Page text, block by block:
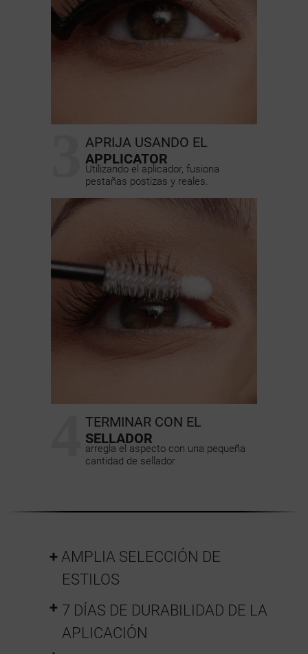
APRIJA USANDO EL
APPLICATOR
Utilizando el aplicador, fusiona
pestañas postizas y reales.
TERMINAR CON EL
SELLADOR
arregla el aspecto con una pequeña
cantidad de sellador
AMPLIA SELECCIÓN DE
ESTILOS
7 DÍAS DE DURABILIDAD DE LA
APLICACIÓN